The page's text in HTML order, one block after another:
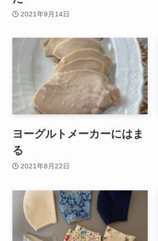
2021年9月14日
ヨーグルトメーカーにはま
る
2021年8月22日